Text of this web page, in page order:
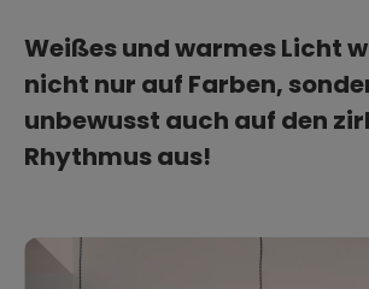
Weißes und warmes Licht
nicht nur auf Farben,
unbewusst auch auf den
Rhythmus aus!